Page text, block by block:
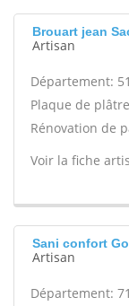
Brouart jean
Artisan
Département: 51
Plaque de
Rénovation de
Voir la fiche
Sani confort
Artisan
Département: 71